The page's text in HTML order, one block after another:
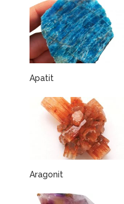
Apatit
Aragonit